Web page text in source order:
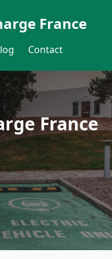
France
Contact
France